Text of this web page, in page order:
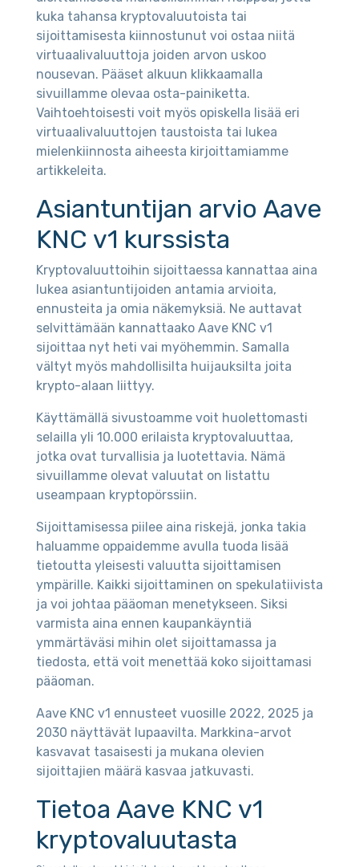
kuka tahansa kryptovaluutoista tai
sijoittamisesta kiinnostunut voi ostaa niitä
virtuaalivaluuttoja joiden arvon uskoo
nousevan. Pääset alkuun klikkaamalla
sivuillamme olevaa osta-painiketta.
Vaihtoehtoisesti voit myös opiskella lisää eri
virtuaalivaluuttojen taustoista tai lukea
mielenkiinnosta aiheesta kirjoittamiamme
artikkeleita.
Asiantuntijan arvio Aave
KNC v1 kurssista
Kryptovaluuttoihin sijoittaessa kannattaa aina
lukea asiantuntijoiden antamia arvioita,
ennusteita ja omia näkemyksiä. Ne auttavat
selvittämään kannattaako Aave KNC v1
sijoittaa nyt heti vai myöhemmin. Samalla
vältyt myös mahdollisilta huijauksilta joita
krypto-alaan liittyy.
Käyttämällä sivustoamme voit huolettomasti
selailla yli 10.000 erilaista kryptovaluuttaa,
jotka ovat turvallisia ja luotettavia. Nämä
sivuillamme olevat valuutat on listattu
useampaan kryptopörssiin.
Sijoittamisessa piilee aina riskejä, jonka takia
haluamme oppaidemme avulla tuoda lisää
tietoutta yleisesti valuutta sijoittamisen
ympärille. Kaikki sijoittaminen on spekulatiivista
ja voi johtaa pääoman menetykseen. Siksi
varmista aina ennen kaupankäyntiä
ymmärtäväsi mihin olet sijoittamassa ja
tiedosta, että voit menettää koko sijoittamasi
pääoman.
Aave KNC v1 ennusteet vuosille 2022, 2025 ja
2030 näyttävät lupaavilta. Markkina-arvot
kasvavat tasaisesti ja mukana olevien
sijoittajien määrä kasvaa jatkuvasti.
Tietoa Aave KNC v1
kryptovaluutasta